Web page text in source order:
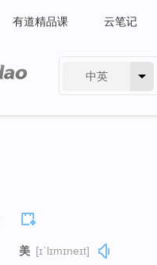
有道精品课 云笔记
中英
美 [ɪˈlɪmɪneɪt]